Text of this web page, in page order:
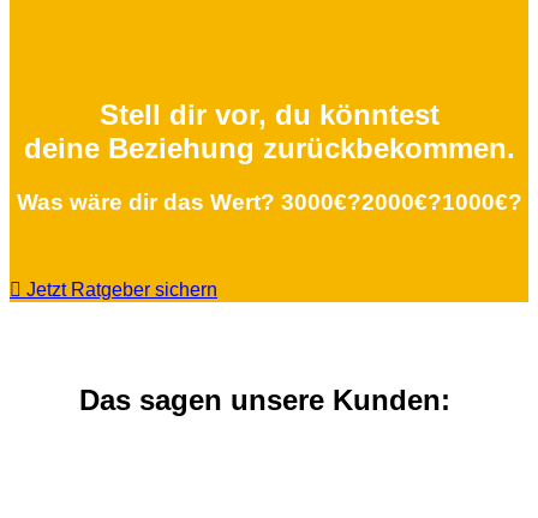
Stell dir vor, du könntest
deine Beziehung zurückbekommen.
Was wäre dir das Wert? 3000€?2000€?1000€?
Jetzt Ratgeber sichern
Das sagen unsere Kunden: